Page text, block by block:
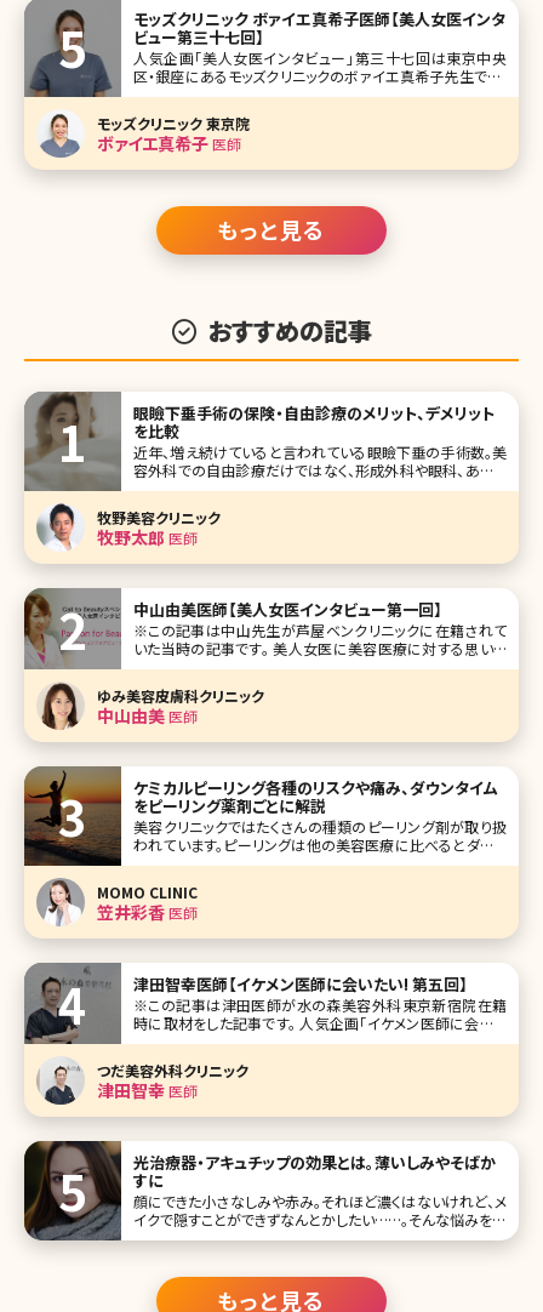
モッズクリニック ボァイエ真希子医師【美人女医インタ
ビュー第三十七回】
人気企画「美人女医インタビュー」第三十七回は東京中央
区・銀座にあるモッズクリニックのボァイエ真希子先生です。
自ら脂肪吸引・脂肪注入豊胸手術等、多くの美容外科手術を
受けた経験からのカウンセリングは説得力があり、女性の気
持ちに寄り添います。 脂肪吸引をはじめ、痩身、豊胸の外科
治療の良さを世間に広め
モッズクリニック 東京院
ボァイエ真希子医師
もっと見る
おすすめの記事
眼瞼下垂手術の保険・自由診療のメリット、デメリット
を比較
近年、増え続けていると言われている眼瞼下垂の手術数。美
容外科での自由診療だけではなく、形成外科や眼科、あるい
は一部の美容外科でも保険診療で手術を受けることができ
当する?」「眼瞼下垂手術って保険診療と自由診療どう違う
の?」という疑問に、費用面など
牧野美容クリニック
牧野太郎 医師
中山由美医師【美人女医インタビュー第一回】
※この記事は中山先生が芦屋ベンクリニックに在籍されて
いた当時の記事です。 美人女医に美容医療に対する思いを
掘り下げて聞く新シリーズです。美容整形、美肌、アンチエイ
ジング、脱毛など女性ならば興味がある分野の医療面での
スペシャリスト、インタビューの第一回は兵庫県芦屋市の芦
屋ベンクリニック勤務の美容皮膚
ゆみ美容皮膚科クリニック
中山由美医師
ケミカルピーリング各種のリスクや痛み、ダウンタイム
をピーリング薬剤ごとに解説
美容クリニックではたくさんの種類のピーリング剤が取り扱
われています。ピーリングは他の美容医療に比べるとダウン
タイムや痛みが少ないことから初めての施術でも手を伸ばし
かと思います。 ひとえにピーリングといってもシミでお悩み
の方、ニキビでお悩み
MOMO CLINIC
笠井彩香医師
津田智幸医師【イケメン医師に会いたい! 第五回】
※この記事は津田医師が水の森美容外科東京新宿院在籍
時に取材をした記事です。 人気企画「イケメン医師に会いた
い!」第五回は全国に4院を展開する水の森美容外科東京新
宿院の津田智幸(つだ ともゆき)院長です。 笑顔が優しい津
田院長。医師として憧れているお父様のことや患者様への思
いを語ってもらいました。
つだ美容外科クリニック
津田智幸医師
光治療器・アキュチップの効果とは。薄いしみやそばか
すに
顔にできた小さなしみや赤み。それほど濃くはないけれど、メ
イクで隠すことができずなんとかしたい……。そんな悩みを改
善できるのが、アキュチップです。フォトフェイシャルに用いら
ムが少な
もっと見る